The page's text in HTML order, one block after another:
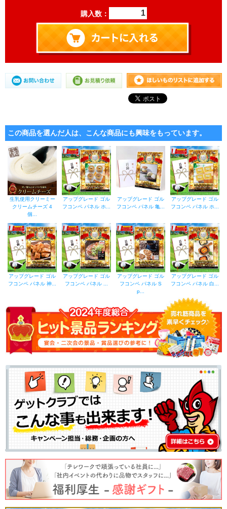
購入数：
この商品を選んだ人は、こんな商品にも興味をもっています。
生乳使用クリーミー
クリームチーズ 4
個...
アップグレード ゴル
フコンペ パネル ホ...
アップグレード ゴル
フコンペ パネル 亀...
アップグレード ゴル
フコンペ パネル ホ...
アップグレード ゴル
フコンペ パネル 神...
アップグレード ゴル
フコンペ パネル ...
アップグレード ゴル
フコンペ パネル S
p...
アップグレード ゴル
フコンペ パネル 白...